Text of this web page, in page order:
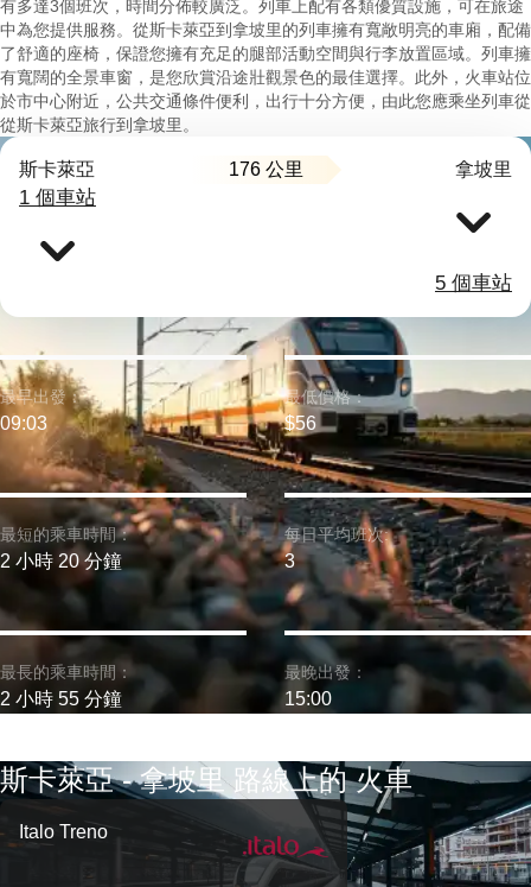
有多達3個班次，時間分佈較廣泛。列車上配有各類優質設施，可在旅途
中為您提供服務。從斯卡萊亞到拿坡里的列車擁有寬敞明亮的車廂，配備
了舒適的座椅，保證您擁有充足的腿部活動空間與行李放置區域。列車擁
有寬闊的全景車窗，是您欣賞沿途壯觀景色的最佳選擇。此外，火車站位
於市中心附近，公共交通條件便利，出行十分方便，由此您應乘坐列車從
從斯卡萊亞旅行到拿坡里。
斯卡萊亞 176 公里 拿坡里
1 個車站
5 個車站
最短的乘車時間：
2 小時 20 分鐘
最早出發：
09:03
最長的乘車時間：
2 小時 55 分鐘
最低價格：
$56
每日平均班次:
3
最晚出發：
15:00
斯卡萊亞 - 拿坡里 路線上的 火車
Italo Treno